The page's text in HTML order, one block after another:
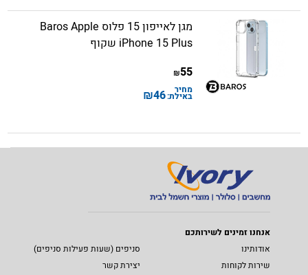
מגן לאייפון 15 פלוס Baros Apple
iPhone 15 Plus שקוף
55
₪
מחיר
באילת:46
₪
אנחנו זמינים לשירותכם
אודותינו
סניפים (שעות פעילות סניפים)
שירות לקוחות
יצירת קשר